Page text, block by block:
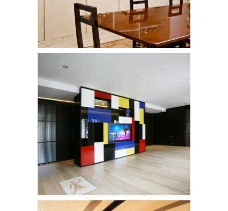
Appartamento Milano prog.2
APPARTAMENTI